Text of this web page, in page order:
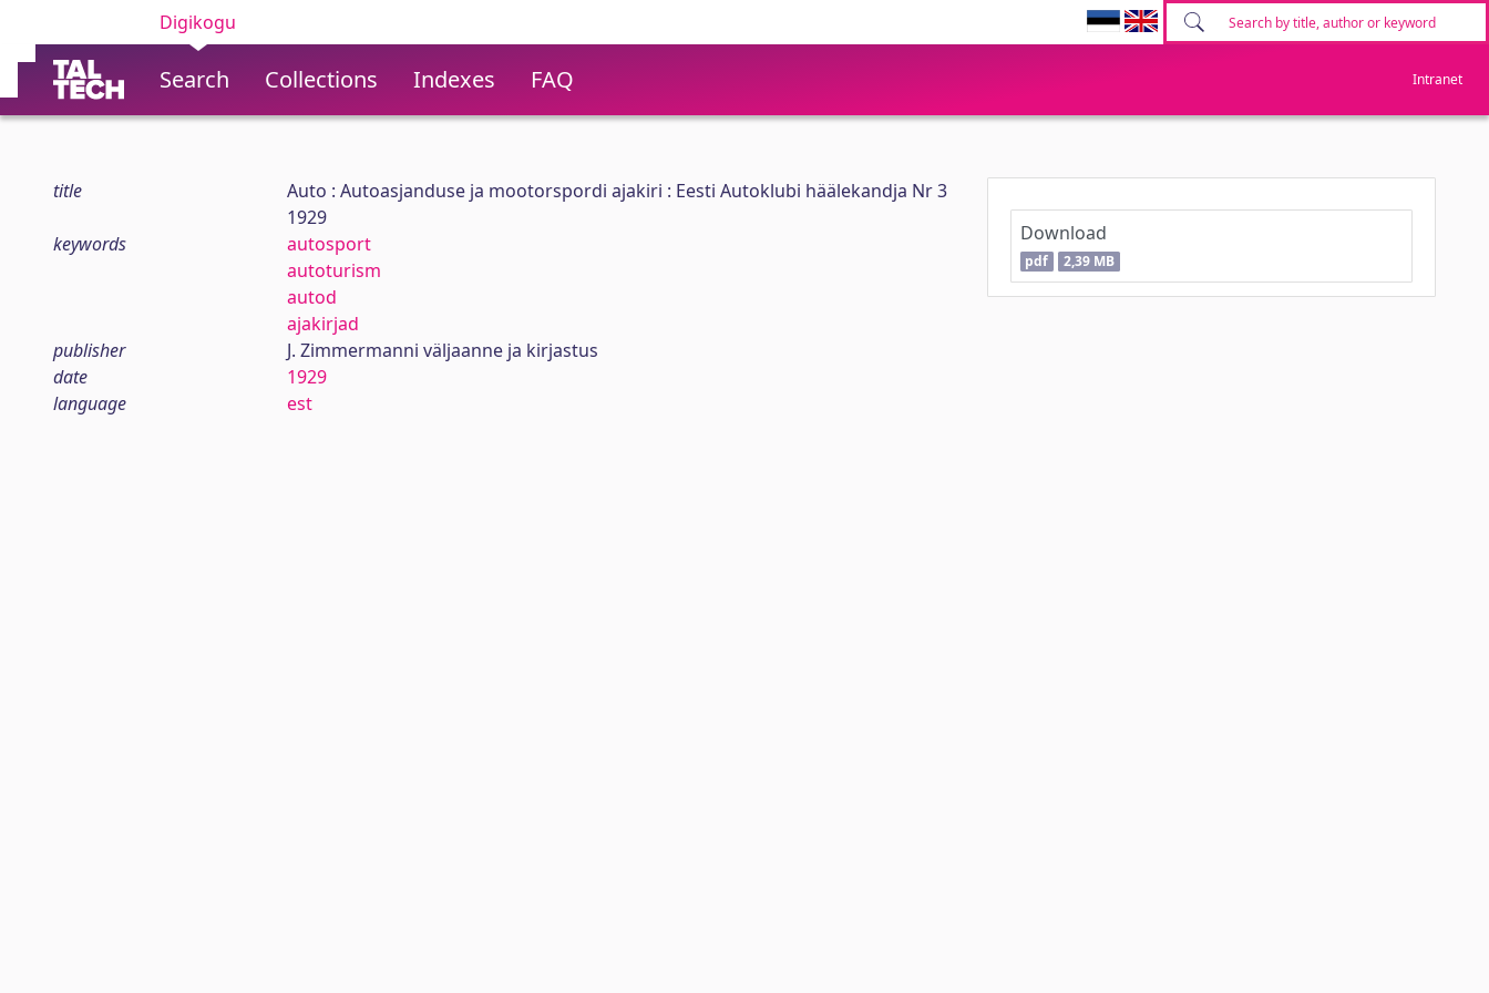
Digikogu
Search Collections Indexes FAQ Intranet
title
Auto : Autoasjanduse ja mootorspordi ajakiri : Eesti Autoklubi häälekandja Nr 3
1929
keywords
autosport
autoturism
autod
ajakirjad
publisher
J. Zimmermanni väljaanne ja kirjastus
date
1929
language
est
Download
pdf 2,39 MB